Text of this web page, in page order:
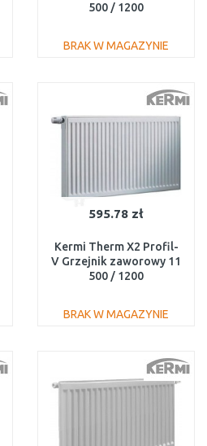
500 / 1200
BRAK W MAGAZYNIE
Do porównania
595.78 zł
Kermi Therm X2 Profil-
V Grzejnik zaworowy 11
500 / 1200
BRAK W MAGAZYNIE
Do porównania